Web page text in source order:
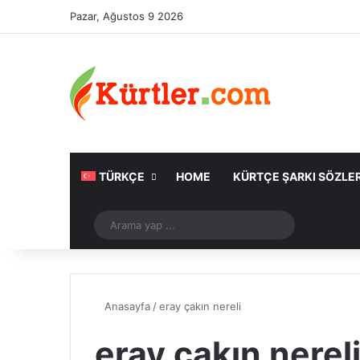
Pazar, Ağustos 9 2026
TÜRKÇE HOME KÜRTÇE ŞARKI
Rastgele Makale
yap
Anasayfa /eray çakın nereli